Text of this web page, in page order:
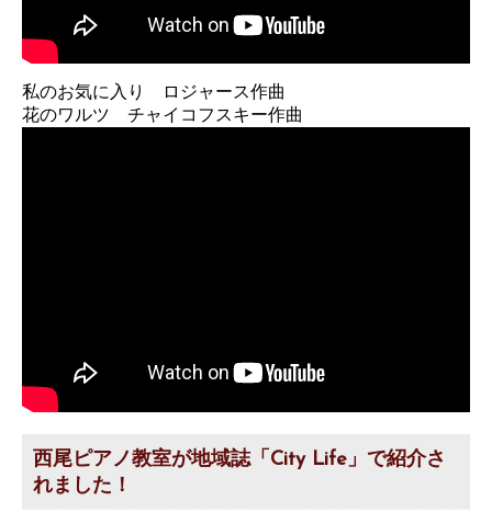
私のお気に入り ロジャース作曲
花のワルツ チャイコフスキー作曲
西尾ピアノ教室が地域誌「City Life」で紹介さ
れました！